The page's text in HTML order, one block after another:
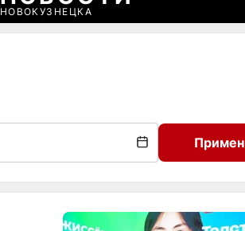
НОВОКУЗНЕЦКА